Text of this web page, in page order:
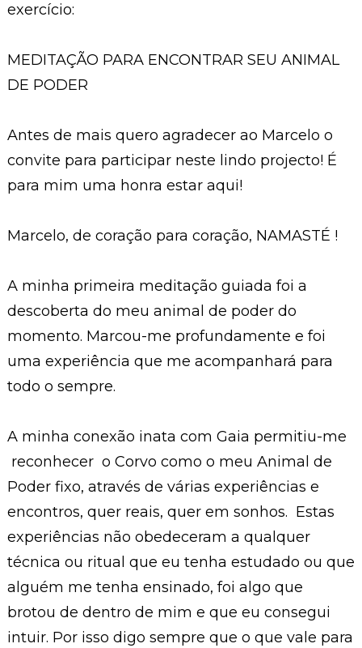
exercício:
MEDITAÇÃO PARA ENCONTRAR SEU ANIMAL
DE PODER
Antes de mais quero agradecer ao Marcelo o
convite para participar neste lindo projecto! É
para mim uma honra estar aqui!
Marcelo, de coração para coração, NAMASTÉ !
A minha primeira meditação guiada foi a
descoberta do meu animal de poder do
momento. Marcou-me profundamente e foi
uma experiência que me acompanhará para
todo o sempre.
A minha conexão inata com Gaia permitiu-me
reconhecer o Corvo como o meu Animal de
Poder fixo, através de várias experiências e
encontros, quer reais, quer em sonhos. Estas
experiências não obedeceram a qualquer
técnica ou ritual que eu tenha estudado ou que
alguém me tenha ensinado, foi algo que
brotou de dentro de mim e que eu consegui
intuir. Por isso digo sempre que o que vale para